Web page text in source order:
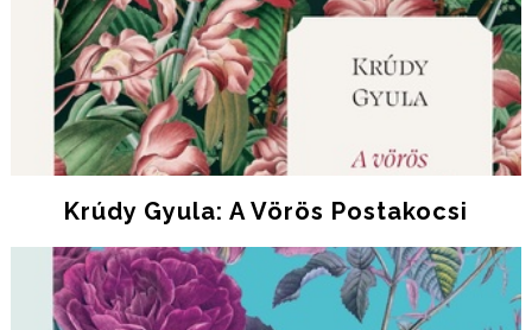
Krúdy Gyula: A Vörös Postakocsi